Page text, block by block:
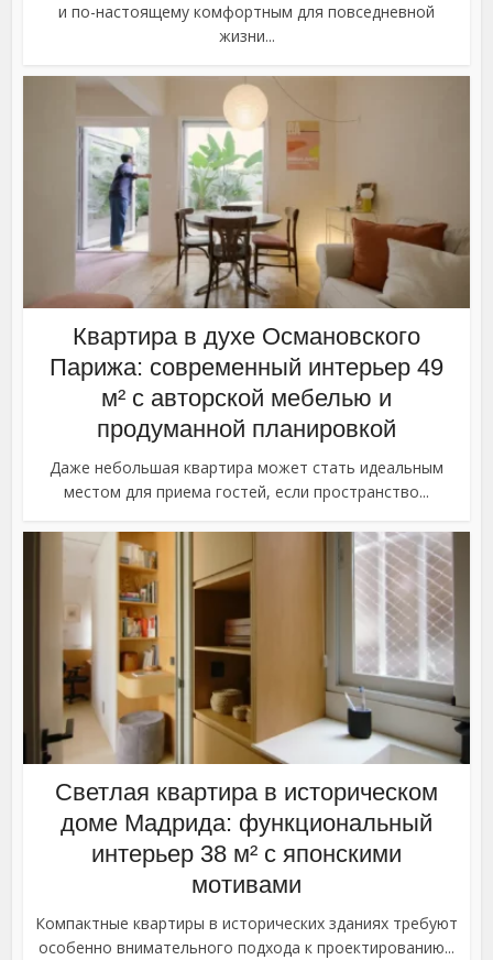
и по-настоящему комфортным для повседневной
жизни...
Квартира в духе Османовского
Парижа: современный интерьер 49
м² с авторской мебелью и
продуманной планировкой
Даже небольшая квартира может стать идеальным
местом для приема гостей, если пространство...
Светлая квартира в историческом
доме Мадрида: функциональный
интерьер 38 м² с японскими
мотивами
Компактные квартиры в исторических зданиях требуют
особенно внимательного подхода к проектированию...